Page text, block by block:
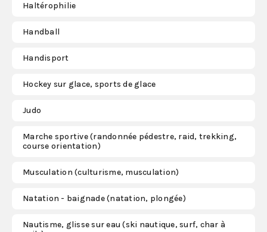
Haltérophilie
Handball
Handisport
Hockey sur glace, sports de glace
Judo
Marche sportive (randonnée pédestre, raid, trekking,
course orientation)
Musculation (culturisme, musculation)
Natation - baignade (natation, plongée)
Nautisme, glisse sur eau (ski nautique, surf, char à